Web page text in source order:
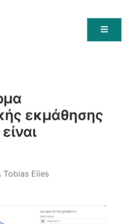
εκμάθησης
Tobias Elies